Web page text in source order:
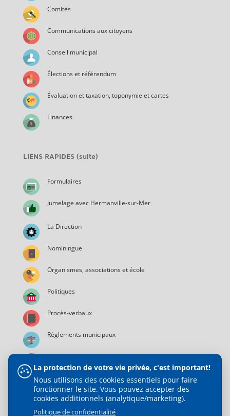
Comités
Communications aux citoyens
Conseil municipal
Élections et référendum
Évaluation et taxation, toponymie et cartes
Finances
LIENS RAPIDES (suite)
Formulaires
Jumelage avec Hermanville-sur-Mer
La Direction
Nominingue
Organismes, associations et école
Politiques
Procès-verbaux
Règlements municipaux
Services municipaux
La protection de votre vie privée, c'est important!
Nous utilisons des cookies essentiels pour faire
fonctionner le site. Vous pouvez accepter des
cookies additionnels (analytique/marketing).
Politique de confidentialité